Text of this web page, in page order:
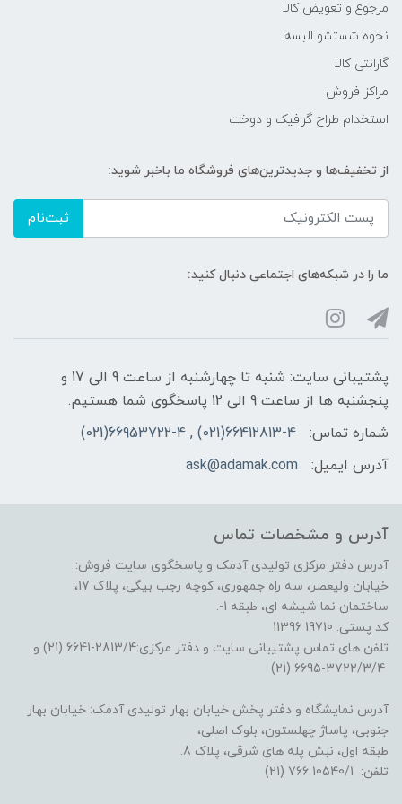
مرجوع و تعویض کالا
نحوه شستشو البسه
گارانتی کالا
مراکز فروش
استخدام طراح گرافیک و دوخت
از تخفیف‌ها و جدیدترین‌های فروشگاه ما باخبر شوید:
ثبت‌نام
ما را در شبکه‌های اجتماعی دنبال کنید:
پشتیبانی سایت: شنبه تا چهارشنبه از ساعت 9 الی 17 و
پنجشنبه ها از ساعت 9 الی 12 پاسخگوی شما هستیم.
شماره تماس:
66412813-4(021) , 66953722-4(021)
آدرس ایمیل:
ask@adamak.com
آدرس و مشخصات تماس
آدرس دفتر مرکزی تولیدی آدمک و پاسخگوی سایت فروش:
خیابان ولیعصر، سه راه جمهوری، کوچه رجب بیگی، پلاک 17،
ساختمان نما شیشه ای، طبقه 1-.
کد پستی: 19710 11396
تلفن های تماس پشتیبانی سایت و دفتر مرکزی:2813/4-6641 (21) و
آدرس نمایشگاه و دفتر پخش خیابان بهار تولیدی آدمک: خیابان بهار
جنوبی، پاساژ چهلستون، بلوک اصلی،
طبقه اول، نبش پله های شرقی، پلاک 8.
تلفن: 10540/1 766 (21)